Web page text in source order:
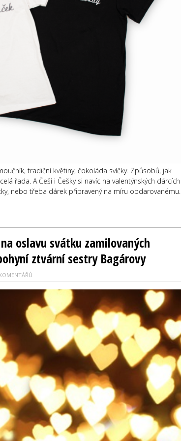
tradiční květiny, čokoláda svíčky. Způsobů, jak
řada. A Češi i Češky si navíc na valentýnských dárcích
nebo třeba dárek připravený na míru obdarovanému.
oslavu svátku zamilovaných
ztvární sestry Bagárovy